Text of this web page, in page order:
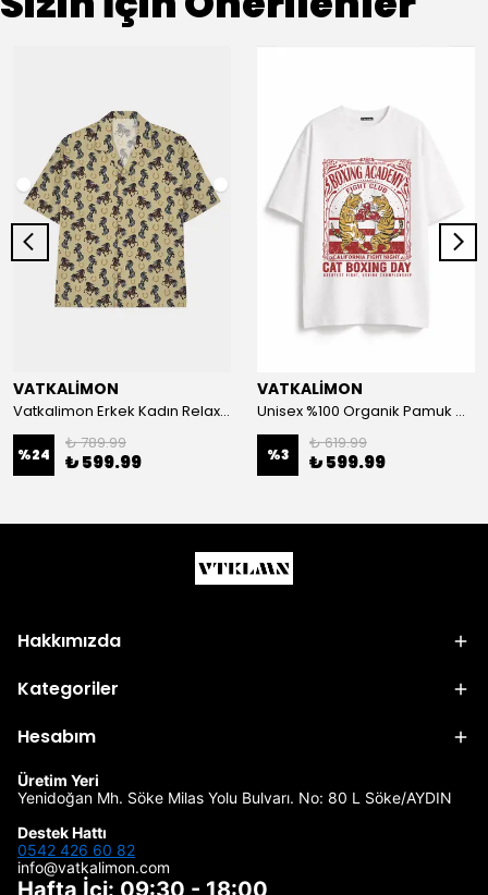
VATKALİMON
Vatkalimon Erkek Kadın Relax Fit Yazlık Apaş Yaka Desenli Viskon Kısa Kollu Oversize Gömlek
%24
₺ 789.99
₺ 599.99
VATKALİMON
Unisex %100 Organik Pamuk Oversize Yuvarlak Yaka Baskılı T-shirt
%3
₺ 619.99
₺ 599.99
Hakkımızda
Kategoriler
Hesabım
Üretim Yeri
Yenidoğan Mh. Söke Milas Yolu Bulvarı. No: 80 L Söke/AYDIN
Destek Hattı
0542 426 60 82
info@vatkalimon.com